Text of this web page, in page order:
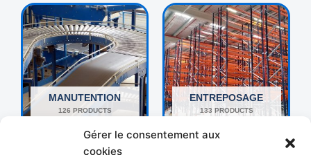
Gérer le consentement aux
cookies
MANUTENTION
126 PRODUCTS
ENTREPOSAGE
133 PRODUCTS